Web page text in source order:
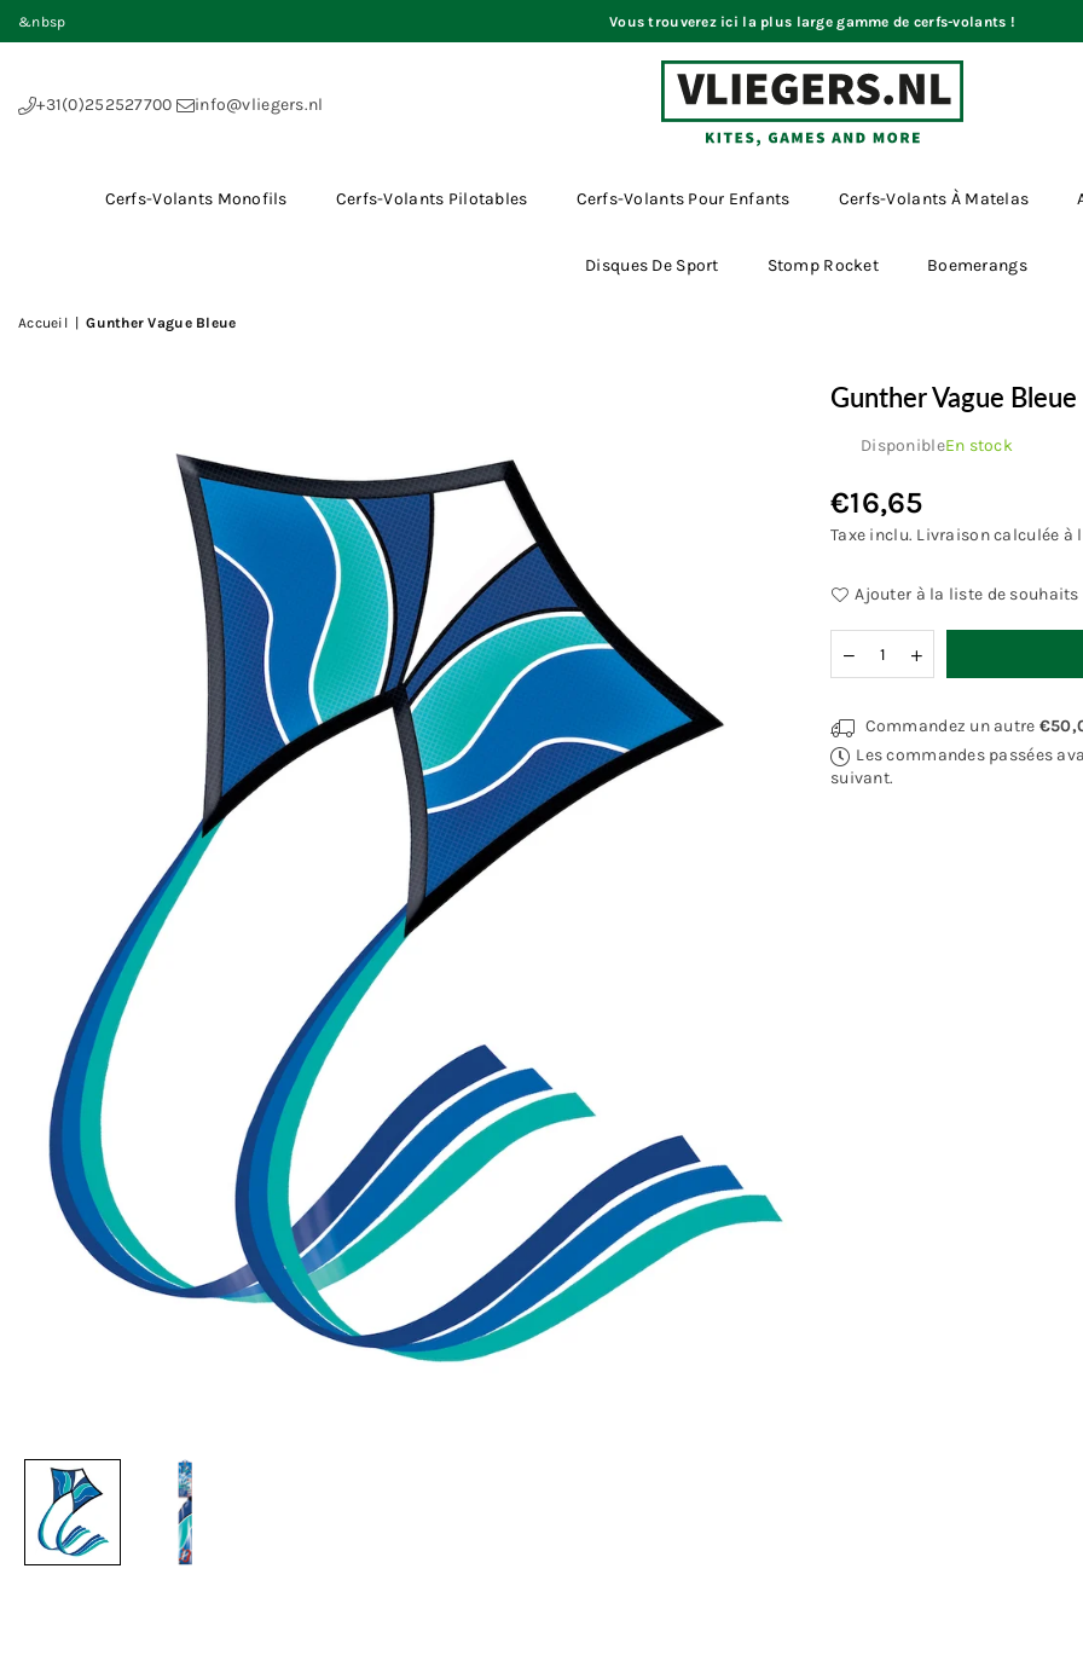
&nbsp Vous trouverez ici la plus large gamme de cerfs-volants !
+31(0)252527700 info@vliegers.nl
Cerfs-Volants Monofils Cerfs-Volants Pilotables Cerfs-Volants Pour Enfants Cerfs-Volants À Matelas
Disques De Sport Stomp Rocket Boemerangs
Accueil Gunther Vague Bleue
Gunther Vague Bleue
DisponibleEn stock
Prix
régulier
€16,65
Taxe inclu. Livraisoncalculée à
Ajouter à la liste de souhaits
Commandez un autre
Les commandes passées
suivant.